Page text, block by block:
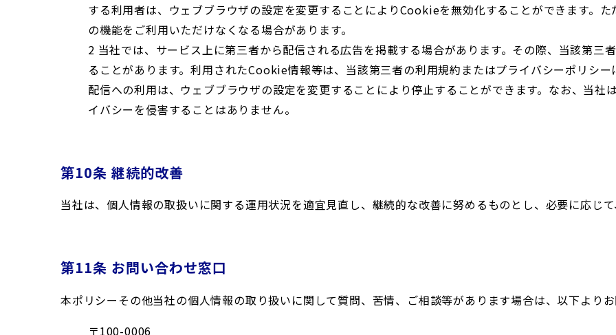
する利用者は、ウェブブラウザの設定を変更することによりCookieを無効化することができます。
の機能をご利用いただけなくなる場合があります。
2 当社では、サービス上に第三者から配信される広告を掲載する場合があります。その際、当該第
ることがあります。利用されたCookie情報等は、当該第三者の利用規約またはプライバシーポリシ
配信への利用は、ウェブブラウザの設定を変更することにより停止することができます。なお、当
イバシーを侵害することはありません。
第10条 継続的改善
当社は、個人情報の取扱いに関する運用状況を適宜見直し、継続的な改善に努めるものとし、必要に応じ
第11条 お問い合わせ窓口
本ポリシーその他当社の個人情報の取り扱いに関して質問、苦情、ご相談等があります場合は、以下より
〒100-0006